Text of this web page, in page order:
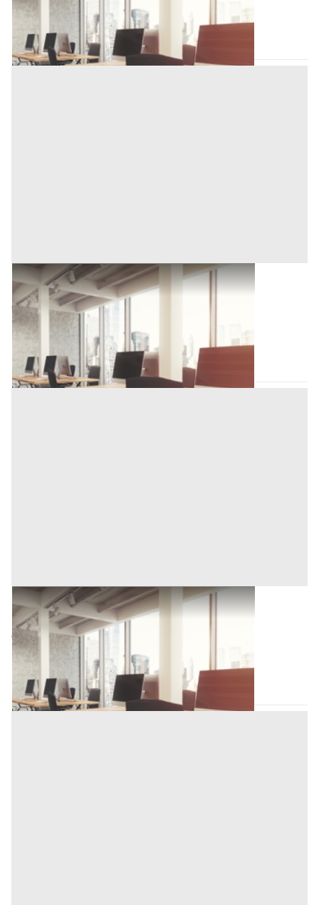
Novara
Codice asta: AI1199111
Asta chiusa
Ufficio all'asta a Novara
Novara
Offerta minima
76.500 € 102.000 €
Codice asta: AV349114
Asta chiusa
Ufficio all'asta a Novara
Novara
Offerta minima
40.000 €
Codice asta: BN61175577
Asta chiusa